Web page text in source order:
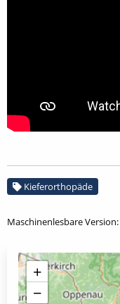
Kieferorthopäde
Maschinenlesbare Version:
+
−